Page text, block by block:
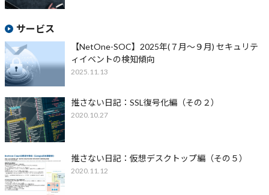
サービス
【NetOne-SOC】2025年(７月～９月) セキュリテ
ィイベントの検知傾向
2025.11.13
推さない日記：SSL復号化編（その２）
2020.10.27
推さない日記：仮想デスクトップ編（その５）
2020.11.12